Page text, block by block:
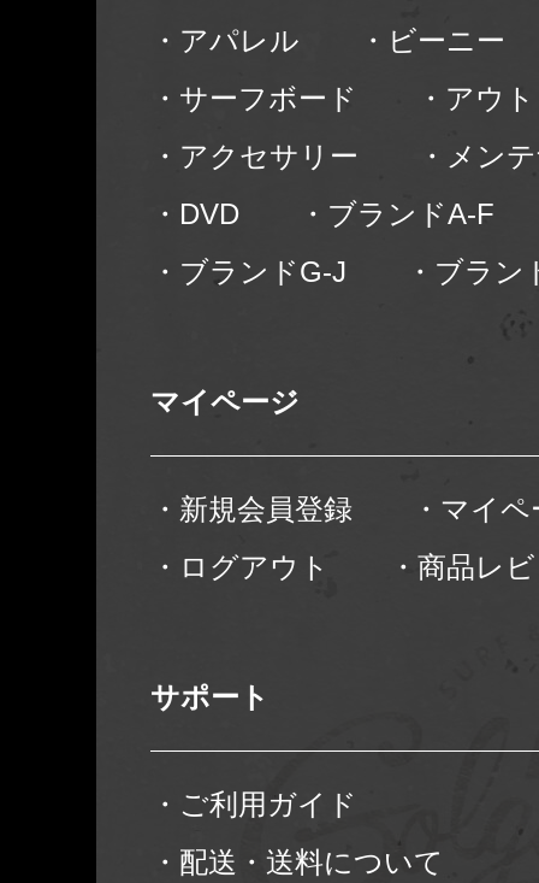
・アパレル
・ビーニー
・サーフボード
・アウ
・アクセサリー
・メン
・DVD
・ブランドA-F
・ブランドG-J
・ブラン
マイページ
・新規会員登録
・マイ
・ログアウト
・商品レ
サポート
・ご利用ガイド
・配送・送料について